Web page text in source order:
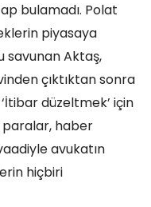
bulamadı. Polat
piyasaya
savunan Aktaş,
çıktıktan sonra
düzeltmek’ için
paralar, haber
avukatın
hiçbiri